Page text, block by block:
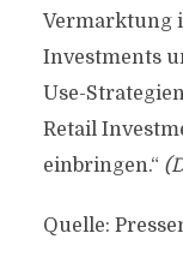
Vermarktung
Investments
Use-
Retail
einbringen.“
Quelle: